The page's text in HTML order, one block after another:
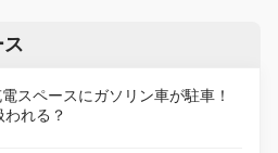
スペースにガソリン車が駐車！
れる？